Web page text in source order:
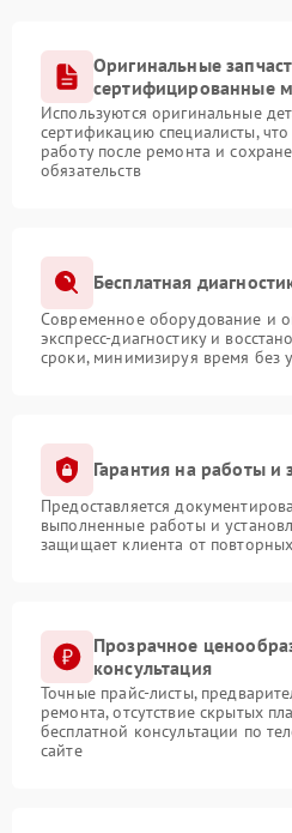
Оригинальные
сертифицированные
Используются оригинальные
сертификацию специалисты,
работу после ремонта и
обязательств
Бесплатная
Современное оборудование и
экспресс-диагностику и
сроки, минимизируя время без
Гарантия на работы и
Предоставляется
выполненные работы и
защищает клиента от
Прозрачное
консультация
Точные прайс-листы,
ремонта, отсутствие скрытых
бесплатной консультации по
сайте